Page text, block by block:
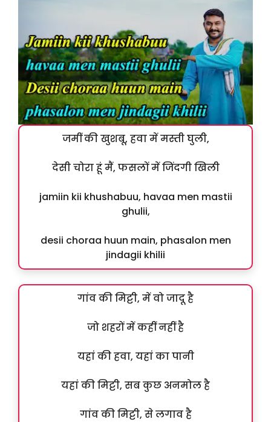
जमीं की खुशबू, हवा में मस्ती घुली,
देसी चोरा हूं मैं, फसलों में जिंदगी खिली
jamiin kii khushabuu, havaa men mastii
ghulii,
desii choraa huun main, phasalon men
jindagii khilii
गांव की मिट्टी, में वो जादू है
जो शहरों में कहीं नहीं है
यहां की हवा, यहां का पानी
यहां की मिट्टी, सब कुछ अनमोल है
गांव की मिट्टी, से लगाव है